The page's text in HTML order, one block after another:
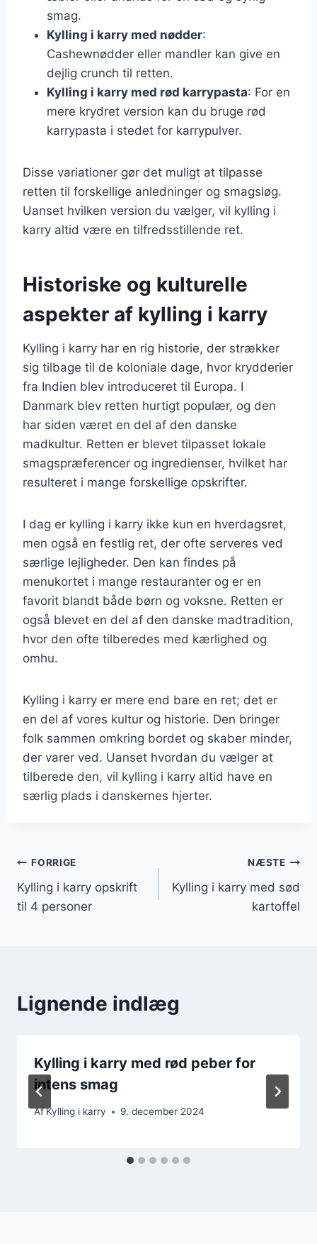
smag.
Kylling i karry med nødder:
Cashewnødder eller mandler kan give en
dejlig crunch til retten.
Kylling i karry med rød karrypasta: For en
mere krydret version kan du bruge rød
karrypasta i stedet for karrypulver.
Disse variationer gør det muligt at tilpasse
retten til forskellige anledninger og smagsløg.
Uanset hvilken version du vælger, vil kylling i
karry altid være en tilfredsstillende ret.
Historiske og kulturelle
aspekter af kylling i karry
Kylling i karry har en rig historie, der strækker
sig tilbage til de koloniale dage, hvor krydderier
fra Indien blev introduceret til Europa. I
Danmark blev retten hurtigt populær, og den
har siden været en del af den danske
madkultur. Retten er blevet tilpasset lokale
smagspræferencer og ingredienser, hvilket har
resulteret i mange forskellige opskrifter.
I dag er kylling i karry ikke kun en hverdagsret,
men også en festlig ret, der ofte serveres ved
særlige lejligheder. Den kan findes på
menukortet i mange restauranter og er en
favorit blandt både børn og voksne. Retten er
også blevet en del af den danske madtradition,
hvor den ofte tilberedes med kærlighed og
omhu.
Kylling i karry er mere end bare en ret; det er
en del af vores kultur og historie. Den bringer
folk sammen omkring bordet og skaber minder,
der varer ved. Uanset hvordan du vælger at
tilberede den, vil kylling i karry altid have en
særlig plads i danskernes hjerter.
Indlægsnavigation
FORRIGE
Kylling i karry opskrift
til 4 personer
NÆSTE
Kylling i karry med sød
kartoffel
Lignende indlæg
Kylling i karry med rød peber for
intens smag
AfKylling i karry 9. december 2024